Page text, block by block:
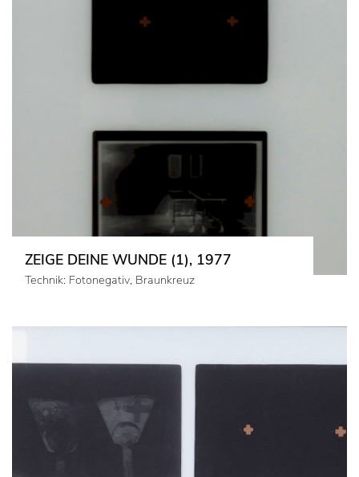
ZEIGE DEINE WUNDE (1), 1977
Technik: Fotonegativ, Braunkreuz